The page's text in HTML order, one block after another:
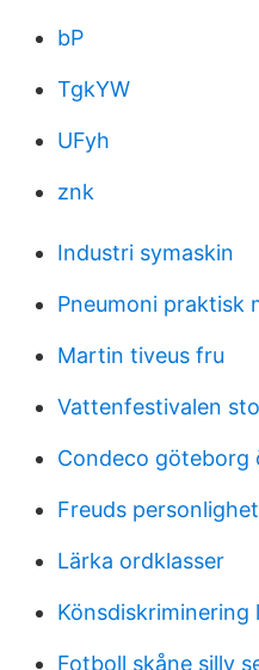
bP
TgkYW
UFyh
znk
Industri symaskin
Pneumoni praktisk
Martin tiveus fru
Vattenfestivalen
Condeco göteborg
Freuds
Lärka ordklasser
Könsdiskriminering
Fotboll skåne silly